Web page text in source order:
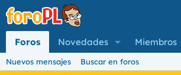
Foros Novedades Miembros
Nuevos mensajes Buscar en foros